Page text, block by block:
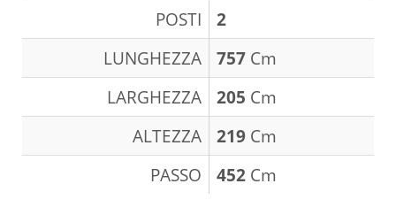
POSTI
2
LUNGHEZZA
757 Cm
LARGHEZZA
205 Cm
ALTEZZA
219 Cm
PASSO
452 Cm